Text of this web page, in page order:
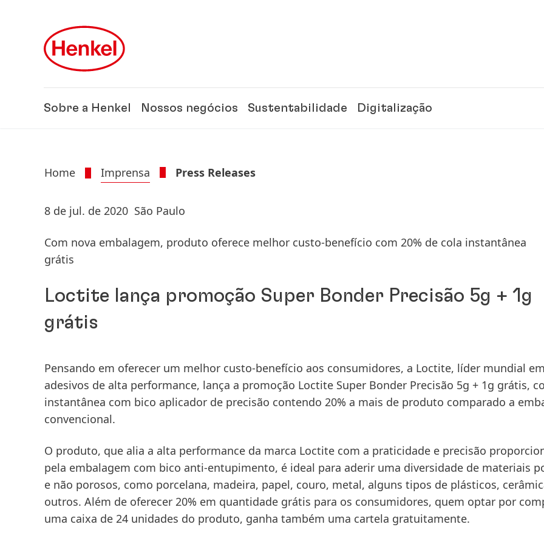
Sobre a Henkel Nossos negócios Sustentabilidade Digitalização
Home Imprensa Press Releases
8 de jul. de 2020 São Paulo
Com nova embalagem, produto oferece melhor custo-benefício com 20% de cola instantânea
grátis
Loctite lança promoção Super Bonder Precisão 5g + 1g
grátis
Pensando em oferecer um melhor custo-benefício aos consumidores, a Loctite, líder mundial em
adesivos de alta performance, lança a promoção Loctite Super Bonder Precisão 5g + 1g grátis,
instantânea com bico aplicador de precisão contendo 20% a mais de produto comparado a
convencional.
O produto, que alia a alta performance da marca Loctite com a praticidade e precisão
pela embalagem com bico anti-entupimento, é ideal para aderir uma diversidade de materiais
e não porosos, como porcelana, madeira, papel, couro, metal, alguns tipos de plásticos,
outros. Além de oferecer 20% em quantidade grátis para os consumidores, quem optar por
uma caixa de 24 unidades do produto, ganha também uma cartela gratuitamente.